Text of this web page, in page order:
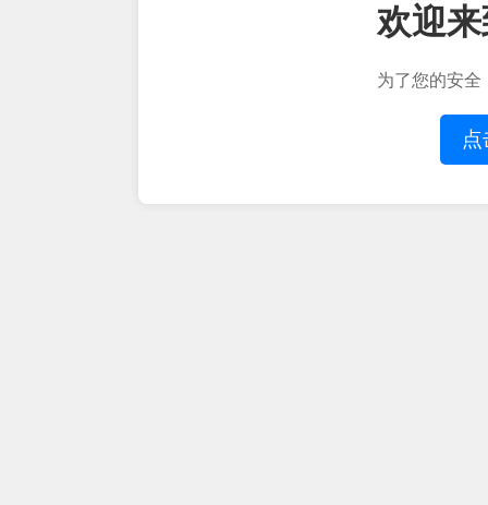
欢迎
为了您的安全